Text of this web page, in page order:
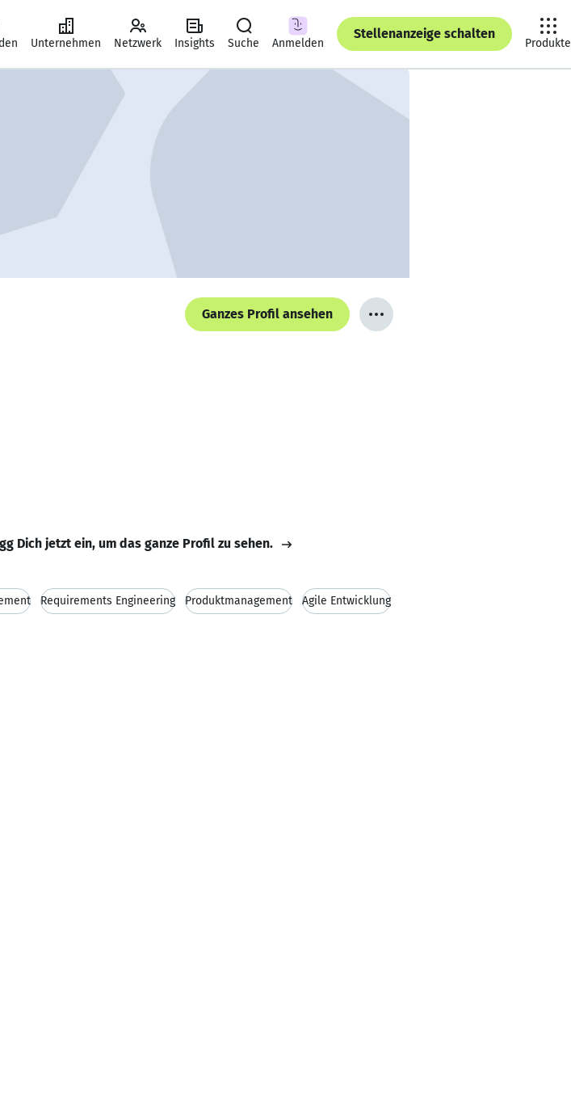
Unternehmen Netzwerk Insights Suche Anmelden
Stellenanzeige schalten
Produkte
Ganzes Profil ansehen
Dich jetzt ein, um das ganze Profil zu sehen.
Requirements Engineering Produktmanagement Agile Entwicklung